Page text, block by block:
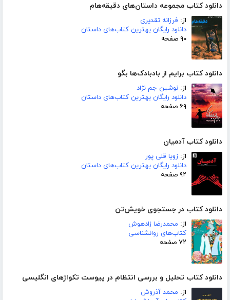
دانلود کتاب مجموعه داستان‌های دقیقه‌هام
از: فرزانه تقدیری
دانلود رایگان بهترین کتاب‌های داستان
۹۰ صفحه
دانلود کتاب برایم از بادبادک‌ها بگو
از: نوشین جم نژاد
دانلود رایگان بهترین کتاب‌های داستان
۶۹ صفحه
دانلود کتاب آدمیان
از: زویا قلی پور
دانلود رایگان بهترین کتاب‌های داستان
۹۲ صفحه
دانلود کتاب در جستجوی خویش‌تن
از: محمدرضا زادهوش
کتاب‌های روانشناسی
۷۲ صفحه
دانلود کتاب تحلیل و بررسی انتظام در پیوست تکواژهای انگلیسی
از: محمد آذروش